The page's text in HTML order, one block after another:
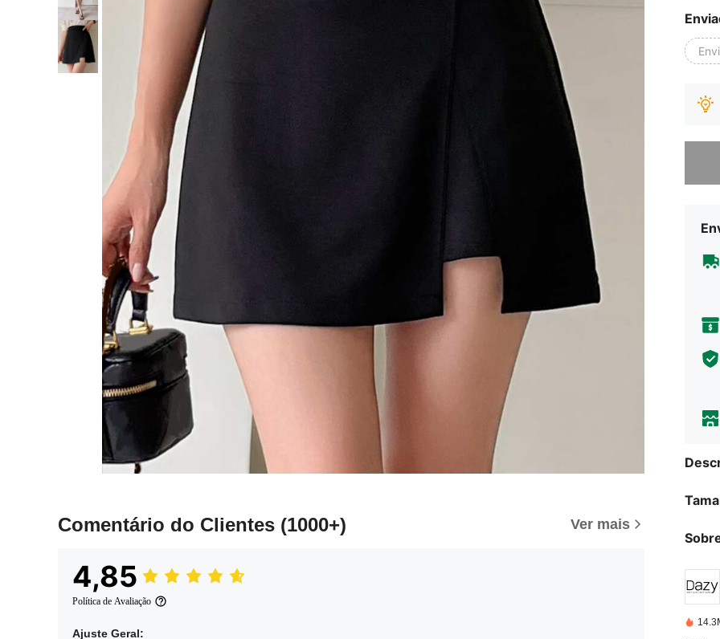
Comentário do Clientes (1000+) Ver mais
4,85
Política de Avaliação
Ajuste Geral: